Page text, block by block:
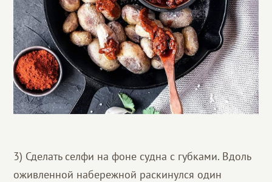
3) Сделать селфи на фоне судна с губками. Вдоль
оживленной набережной раскинулся один